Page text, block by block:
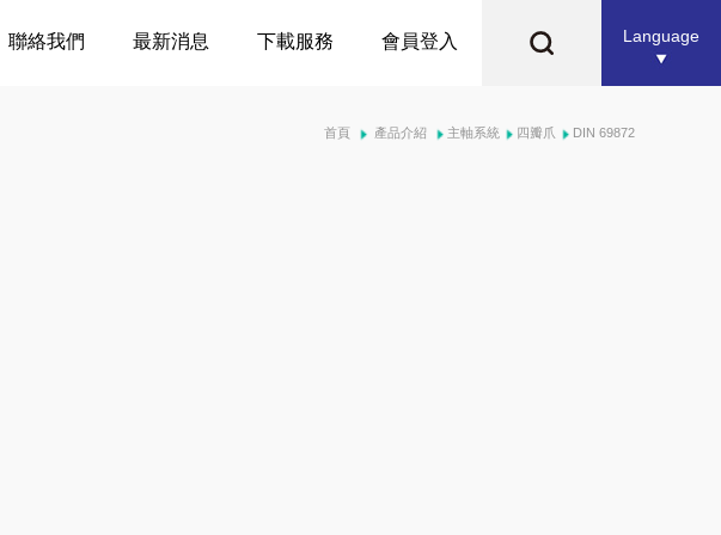
Language
聯絡我們 最新消息 下載服務 會員登入
首頁 產品介紹 主軸系統 四瓣爪 DIN 69872